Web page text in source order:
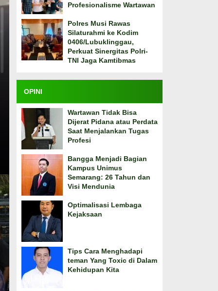
Profesionalisme Wartawan
Polres Musi Rawas
Silaturahmi ke Kodim
0406/Lubuklinggau,
Perkuat Sinergitas Polri-
TNI Jaga Kamtibmas
OPINI
Wartawan Tidak Bisa
Dijerat Pidana atau Perdata
Saat Menjalankan Tugas
Profesi
Bangga Menjadi Bagian
Kampus Unimus
Semarang: 26 Tahun dan
Visi Mendunia
Optimalisasi Lembaga
Kejaksaan
Tips Cara Menghadapi
teman Yang Toxic di Dalam
Kehidupan Kita